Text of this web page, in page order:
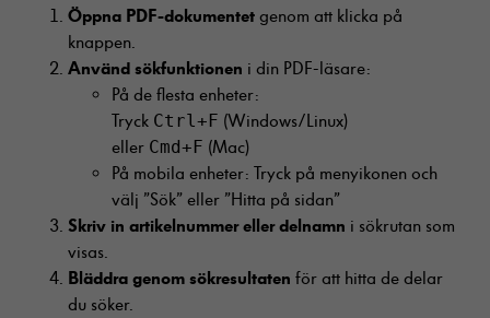
Öppna PDF-dokumentet genom att klicka på
knappen.
Använd sökfunktionen i din PDF-läsare:
På de flesta enheter:
Tryck Ctrl+F (Windows/Linux)
eller Cmd+F (Mac)
På mobila enheter: Tryck på menyikonen och
välj ”Sök” eller ”Hitta på sidan”
Skriv in artikelnummer eller delnamn i sökrutan som
visas.
Bläddra genom sökresultaten för att hitta de delar
du söker.